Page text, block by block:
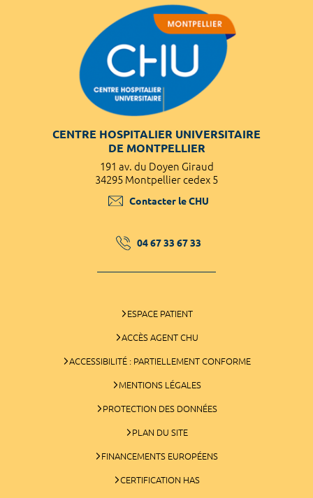
CENTRE HOSPITALIER UNIVERSITAIRE
DE MONTPELLIER
191 av. du Doyen Giraud
34295 Montpellier cedex 5
Contacter le CHU
04 67 33 67 33
ESPACE PATIENT
ACCÈS AGENT CHU
ACCESSIBILITÉ : PARTIELLEMENT CONFORME
MENTIONS LÉGALES
PROTECTION DES DONNÉES
PLAN DU SITE
FINANCEMENTS EUROPÉENS
CERTIFICATION HAS